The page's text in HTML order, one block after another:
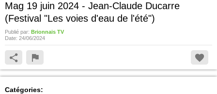
Mag 19 juin 2024 - Jean-Claude Ducarre
(Festival "Les voies d'eau de l'été")
Publié par: Brionnais TV
Date: 24/06/2024
Catégories: